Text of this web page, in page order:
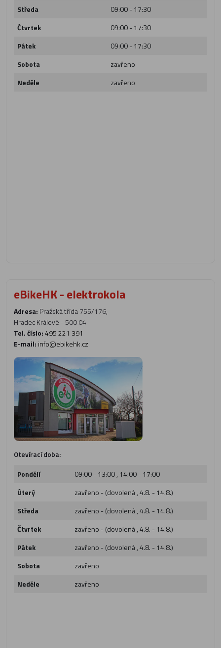
Středa
09:00 - 17:30
Čtvrtek
09:00 - 17:30
Pátek
09:00 - 17:30
Sobota
zavřeno
Neděle
zavřeno
eBikeHK - elektrokola
Adresa: Pražská třída 755/176,
Hradec Králové - 500 04
Tel. číslo:495 221 391
E-mail: info@ebikehk.cz
Otevírací doba:
Pondělí
09:00 - 13:00 , 14:00 - 17:00
Úterý
zavřeno - (dovolená , 4.8. - 14.8.)
Středa
zavřeno - (dovolená , 4.8. - 14.8.)
Čtvrtek
zavřeno - (dovolená , 4.8. - 14.8.)
Pátek
zavřeno - (dovolená , 4.8. - 14.8.)
Sobota
zavřeno
Neděle
zavřeno